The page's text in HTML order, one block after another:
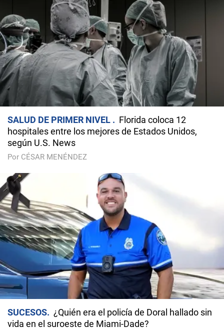
SALUD DE PRIMER NIVEL
Florida coloca 12
hospitales entre los mejores de Estados Unidos,
según U.S. News
Por CÉSAR MENÉNDEZ
SUCESOS
¿Quién era el policía de Doral hallado sin
vida en el suroeste de Miami-Dade?